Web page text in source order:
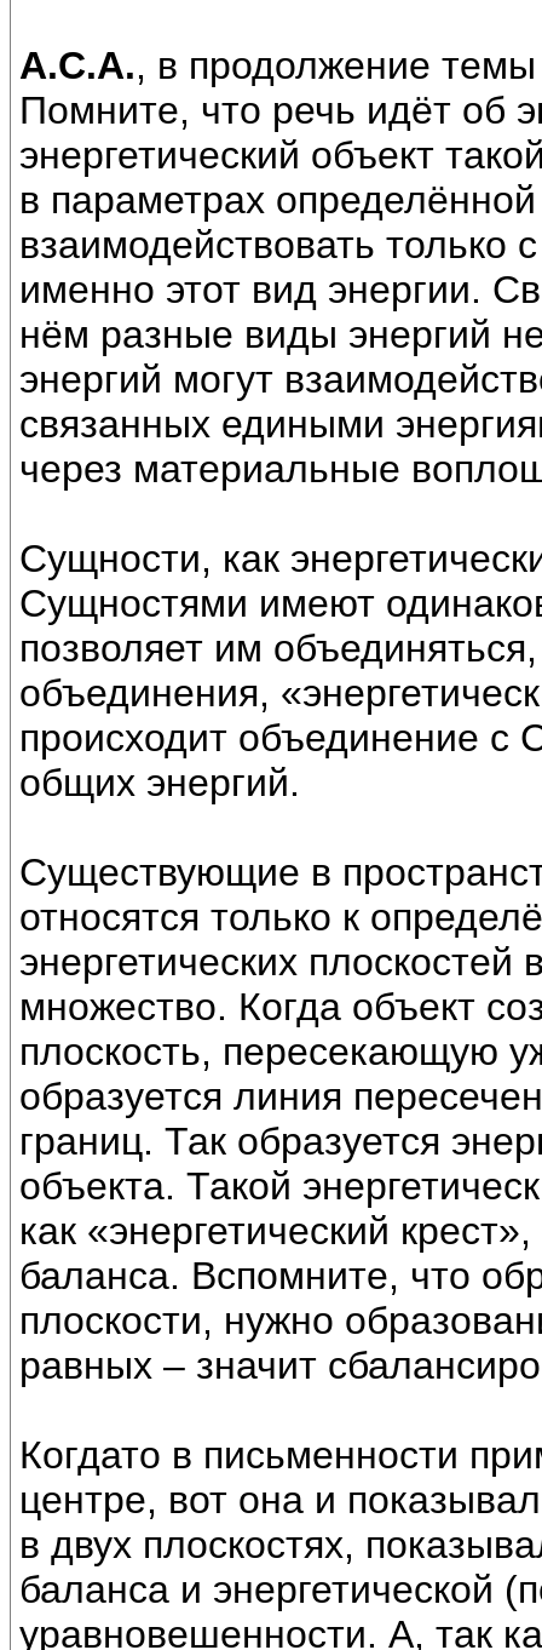
А.С.А., в продолжение
Помните, что речь идёт об
энергетический объект
в параметрах
взаимодействовать
именно этот вид энергии.
нём разные виды энергий
энергий могут
связанных едиными
через материальные
Сущности, как
Сущностями имеют
позволяет им
объединения,
происходит объединение с
общих энергий.
Существующие в
относятся только к
энергетических
множество. Когда объект
плоскость, пересекающую
образуется линия
границ. Так образуется
объекта. Такой
как «энергетический
баланса. Вспомните, что
плоскости, нужно
равных – значит
Когдато в письменности
центре, вот она и
в двух плоскостях,
баланса и энергетической
уравновешенности. А, так